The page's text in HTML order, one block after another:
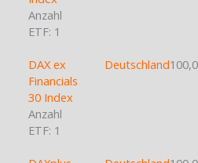
Anzahl
ETF: 1
DAX ex
Financials
30 Index
Anzahl
ETF: 1
Deutschland